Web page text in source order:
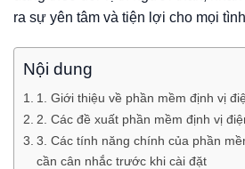
ra sự yên tâm và tiện lợi cho mọi
Nội dung
1. Giới thiệu về phần mềm định vị
2. Các đề xuất phần mềm định vị
3. Các tính năng chính của phần
cần cân nhắc trước khi cài đặt